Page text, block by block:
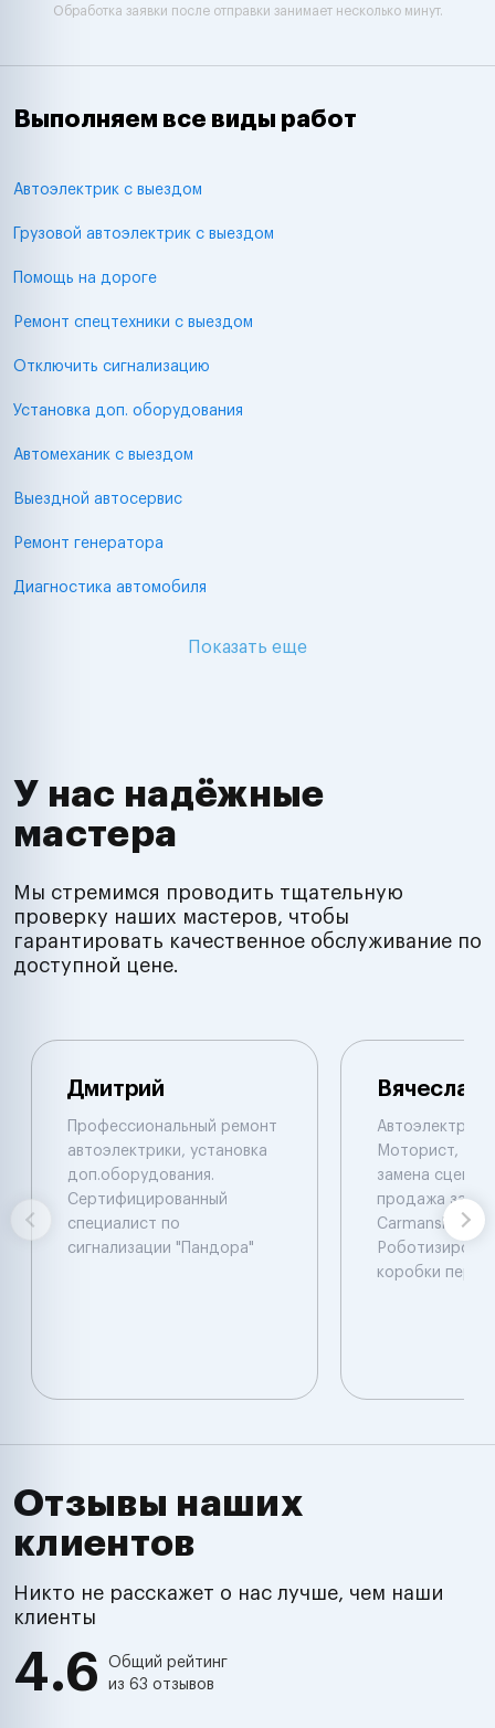
Обработка заявки после отправки занимает несколько минут.
Выполняем все виды работ
Автоэлектрик с выездом
Грузовой автоэлектрик с выездом
Помощь на дороге
Ремонт спецтехники с выездом
Отключить сигнализацию
Установка доп. оборудования
Автомеханик с выездом
Выездной автосервис
Ремонт генератора
Диагностика автомобиля
Показать еще
У нас надёжные
мастера
Мы стремимся проводить тщательную
проверку наших мастеров, чтобы
гарантировать качественное обслуживание по
доступной цене.
Дмитрий
Профессиональный ремонт
автоэлектрики, установка
доп.оборудования.
Сертифицированный
специалист по
сигнализации "Пандора"
Вячеслав
Автоэлектрик
Моторист,
замена
продажа
Carmanskan
коробки
Отзывы наших
клиентов
Никто не расскажет о нас лучше, чем наши
клиенты
4.6
Общий рейтинг
из 63 отзывов